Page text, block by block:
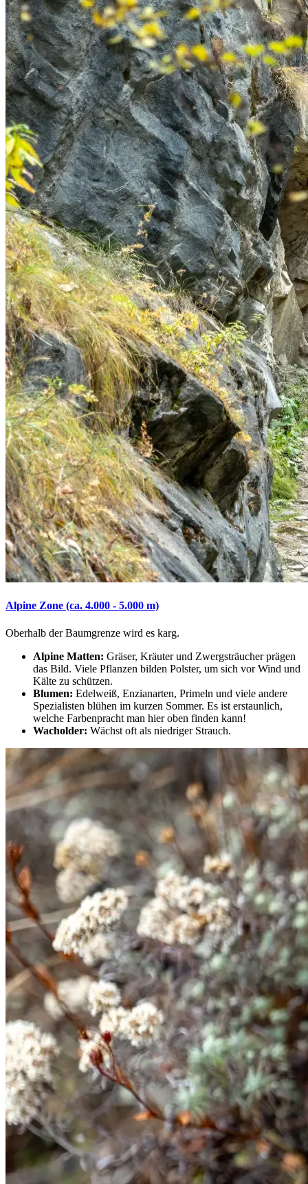
Alpine Zone (ca. 4.000 - 5.000 m)
Oberhalb der Baumgrenze wird es karg.
Alpine Matten: Gräser, Kräuter und Zwergsträucher prägen
das Bild. Viele Pflanzen bilden Polster, um sich vor Wind und
Kälte zu schützen.
Blumen: Edelweiß, Enzianarten, Primeln und viele andere
Spezialisten blühen im kurzen Sommer. Es ist erstaunlich,
welche Farbenpracht man hier oben finden kann!
Wacholder: Wächst oft als niedriger Strauch.